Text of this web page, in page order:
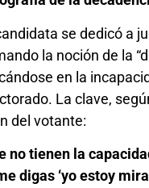
se dedicó a
la noción de la
en la
La clave,
del votante:
no tienen la
digas ‘yo estoy